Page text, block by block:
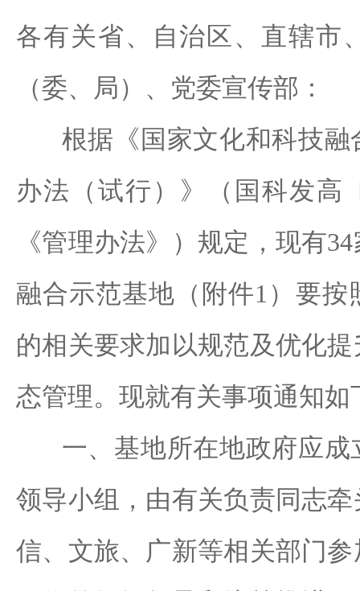
各有关省、自治区、直辖市
（委、局）、党委宣传部：
根据《国家文化和科技融
办法（试行）》（国科发高
《管理办法》）规定，现有
融合示范基地（附件1）要按
的相关要求加以规范及优化
态管理。现就有关事项通知如
一、基地所在地政府应成
领导小组，由有关负责同志
信、文旅、广新等相关部门